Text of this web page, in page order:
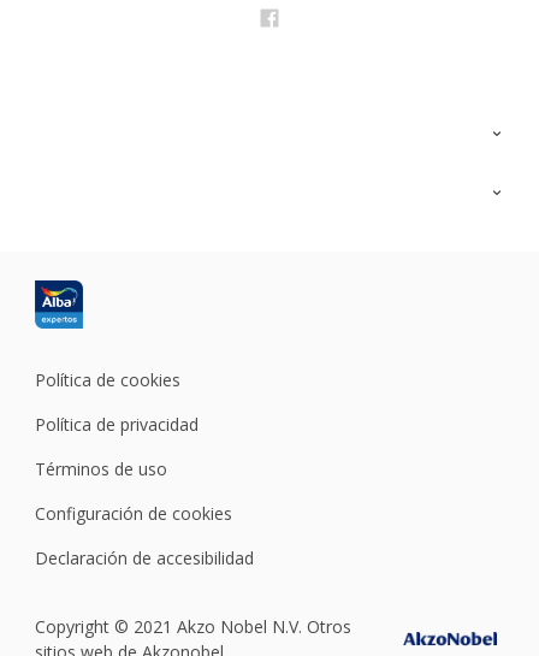
Política de cookies
Política de privacidad
Términos de uso
Configuración de cookies
Declaración de accesibilidad
Copyright © 2021 Akzo Nobel N.V. Otros
sitios web de Akzonobel